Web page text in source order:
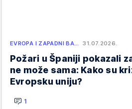
EVROPA I ZAPADNI BA… 31.07.2026.
Požari u Španiji pokazali
ne može sama: Kako su
Evropsku uniju?
1